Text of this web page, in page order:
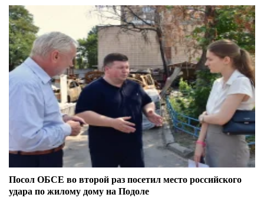
Посол ОБСЕ во второй раз посетил место российского
удара по жилому дому на Подоле